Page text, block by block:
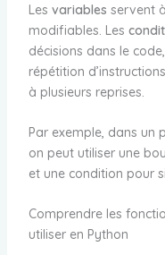
Les variables servent
modifiables. Les
décisions dans le
répétition
à plusieurs reprises.
Par exemple, dans un
on peut utiliser une
et une condition pour
Comprendre les
utiliser en Python